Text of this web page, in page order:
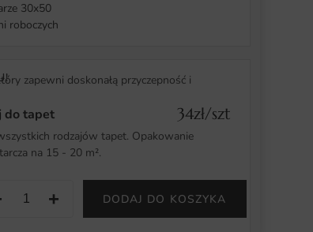
30x50
roboczych
zapewni doskonałą przyczepność i
do tapet 34zł/szt
rodzajów tapet. Opakowanie
na 15 - 20 m².
+ DODAJ DO KOSZYKA